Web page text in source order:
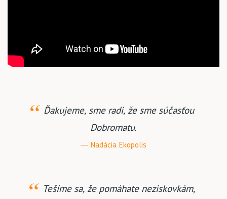
Ďakujeme, sme radi, že sme súčasťou
Dobromatu.
Nadácia Ekopolis
Tešíme sa, že pomáhate neziskovkám,